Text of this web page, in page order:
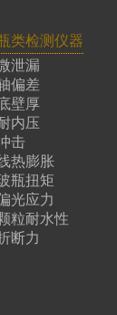
类检测仪器
泄漏
偏差
壁厚
内压
击
热膨胀
瓶扭矩
光应力
粒耐水性
断力